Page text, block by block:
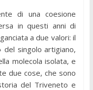
di una coesione
in questi anni di
a due valori: il
del singolo artigiano,
molecola isolata, e
due cose, che sono
del Triveneto e